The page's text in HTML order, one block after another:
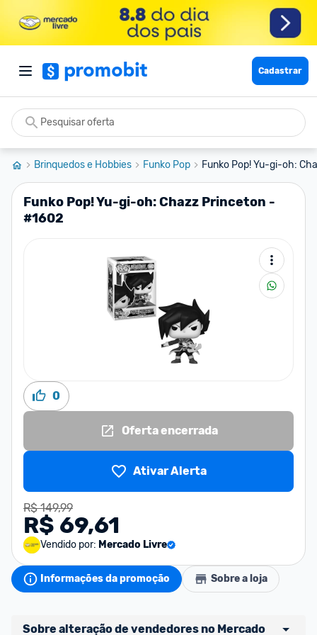
Cadastrar
Brinquedos e Hobbies Funko Pop Funko Pop! Yu-gi-oh:
Funko Pop! Yu-gi-oh: Chazz Princeton -
#1602
0
Oferta encerrada
Ativar Alerta
R$ 149,99
R$ 69,61
Vendido por: Mercado Livre
Informações da promoção Sobre a loja
Sobre alteração de vendedores no Mercado